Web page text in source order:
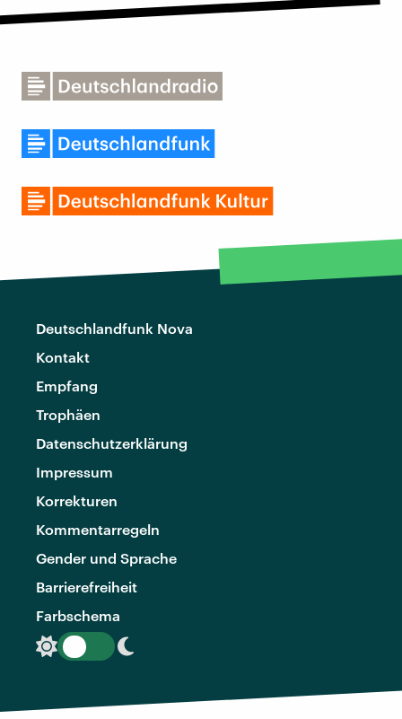
Deutschlandfunk Nova
Kontakt
Empfang
Trophäen
Datenschutzerklärung
Impressum
Korrekturen
Kommentarregeln
Gender und Sprache
Barrierefreiheit
Farbschema